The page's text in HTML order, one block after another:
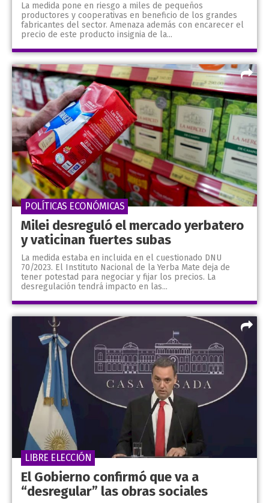
La medida pone en riesgo a miles de pequeños
productores y cooperativas en beneficio de los grandes
fabricantes del sector. Amenaza además con encarecer el
precio de este producto insignia de la...
Milei desreguló el mercado yerbatero
y vaticinan fuertes subas
La medida estaba en incluida en el cuestionado DNU
70/2023. El Instituto Nacional de la Yerba Mate deja de
tener potestad para negociar y fijar los precios. La
desregulación tendrá impacto en las...
POLÍTICAS ECONÓMICAS
El Gobierno confirmó que va a
“desregular” las obras sociales
LIBRE ELECCIÓN